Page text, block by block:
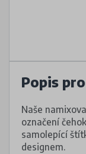
Popis
Naše
označení
samolepící
designem.